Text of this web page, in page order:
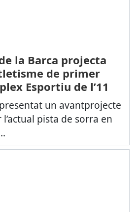
la Barca projecta
de primer
Esportiu de l’11
un avantprojecte
pista de sorra en